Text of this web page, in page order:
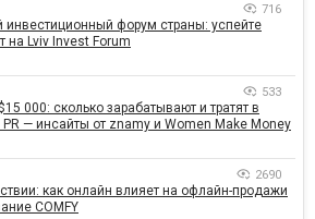
716
инвестиционный форум страны: успейте
на Lviv Invest Forum
533
000: сколько зарабатывают и тратят в
— инсайты от znamy и Women Make Money
2690
как онлайн влияет на офлайн-продажи
COMFY